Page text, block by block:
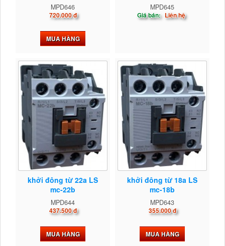
MPD646
720.000 đ
MUA HÀNG
MPD645
Giá bán: Liên hệ
khởi đông từ 22a LS
mc-22b
MPD644
437.500 đ
MUA HÀNG
khởi đông từ 18a LS
mc-18b
MPD643
355.000 đ
MUA HÀNG